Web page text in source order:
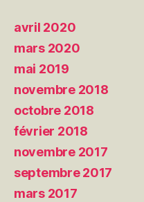
avril 2020
mars 2020
mai 2019
novembre 2018
octobre 2018
février 2018
novembre 2017
septembre 2017
mars 2017